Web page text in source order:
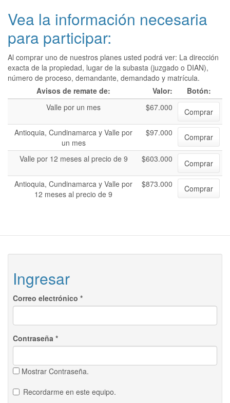
Vea la información necesaria
para participar:
Al comprar uno de nuestros planes usted podrá ver: La dirección
exacta de la propiedad, lugar de la subasta (juzgado o DIAN),
número de proceso, demandante, demandado y matrícula.
Avisos de remate de:
Valor:
Botón:
Valle por un mes
$67.000
Comprar
Antioquia, Cundinamarca y Valle por
un mes
$97.000 Comprar
Valle por 12 meses al precio de 9 $603.000
Comprar
Antioquia, Cundinamarca y Valle por
12 meses al precio de 9
$873.000 Comprar
Ingresar
Correo electrónico *
Contraseña *
Mostrar Contraseña.
Recordarme en este equipo.